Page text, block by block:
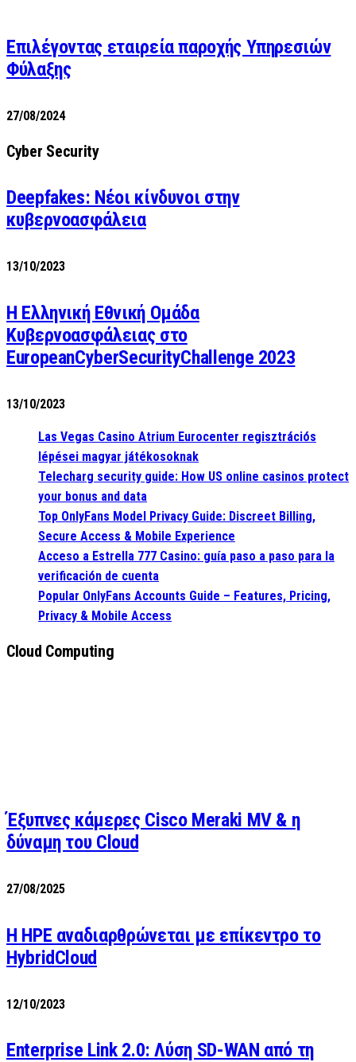
Επιλέγοντας εταιρεία παροχής Υπηρεσιών
Φύλαξης
27/08/2024
Cyber Security
Deepfakes: Νέοι κίνδυνοι στην
κυβερνοασφάλεια
13/10/2023
Η Ελληνική Εθνική Ομάδα
Κυβερνοασφάλειας στο
EuropeanCyberSecurityChallenge 2023
13/10/2023
Las Vegas Casino Atrium Eurocenter regisztrációs
lépései magyar játékosoknak
Telecharg security guide: How US online casinos protect
your bonus and data
Top OnlyFans Model Privacy Guide: Discreet Billing,
Secure Access & Mobile Experience
Acceso a Estrella 777 Casino: guía paso a paso para la
verificación de cuenta
Popular OnlyFans Accounts Guide – Features, Pricing,
Privacy & Mobile Access
Cloud Computing
Έξυπνες κάμερες Cisco Meraki MV & η
δύναμη του Cloud
27/08/2025
H HPE αναδιαρθρώνεται με επίκεντρο το
HybridCloud
12/10/2023
Enterprise Link 2.0: Λύση SD-WAN από τη